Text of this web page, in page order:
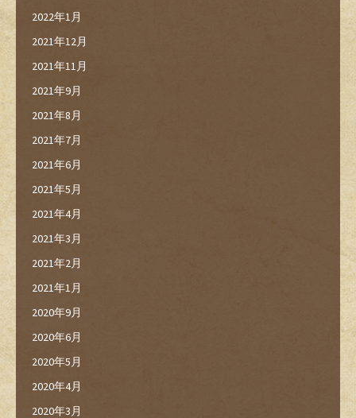
2022年1月
2021年12月
2021年11月
2021年9月
2021年8月
2021年7月
2021年6月
2021年5月
2021年4月
2021年3月
2021年2月
2021年1月
2020年9月
2020年6月
2020年5月
2020年4月
2020年3月